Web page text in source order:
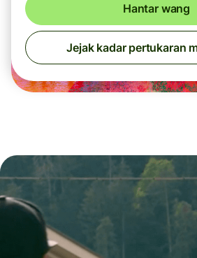
Hantar wang
Jejak kadar pertukaran